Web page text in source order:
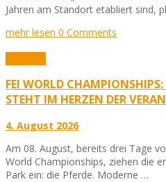
Jahren am Standort etabliert sind,
mehr lesen 0 Comments
FEI WORLD CHAMPIONSHIPS:
STEHT IM HERZEN DER
4. August 2026
Am 08. August, bereits drei Tage
World Championships, ziehen die
Park ein: die Pferde. Moderne …